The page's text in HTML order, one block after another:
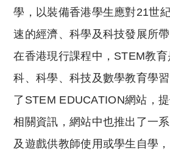
學，以裝備香港學生應對21世
速的經濟、科學及科技發展所帶
在香港現行課程中，STEM教
科、科學、科技及數學教育學
了STEM EDUCATION網站，
相關資訊，網站中也推出了一
及遊戲供教師使用或學生自學